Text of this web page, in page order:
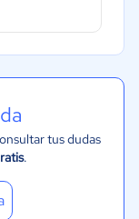
tus dudas
.